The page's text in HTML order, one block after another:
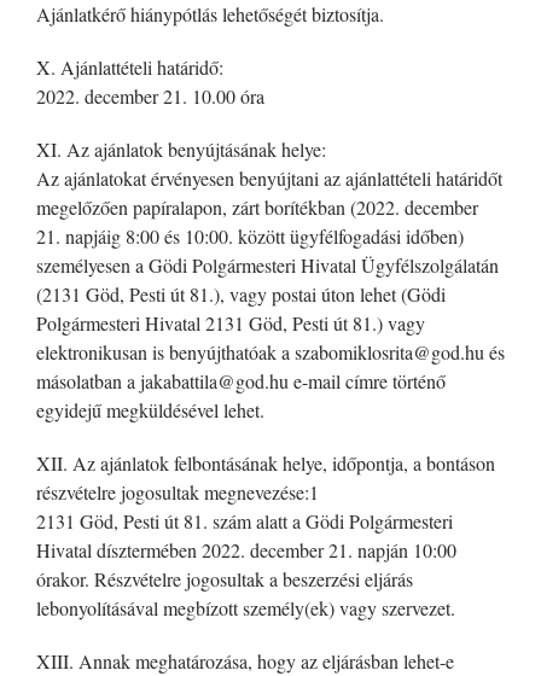
Ajánlatkérő hiánypótlás lehetőségét biztosítja.
X. Ajánlattételi határidő:
2022. december 21. 10.00 óra
XI. Az ajánlatok benyújtásának helye:
Az ajánlatokat érvényesen benyújtani az ajánlattételi határidőt
megelőzően papíralapon, zárt borítékban (2022. december
21. napjáig 8:00 és 10:00. között ügyfélfogadási időben)
személyesen a Gödi Polgármesteri Hivatal Ügyfélszolgálatán
(2131 Göd, Pesti út 81.), vagy postai úton lehet (Gödi
Polgármesteri Hivatal 2131 Göd, Pesti út 81.) vagy
elektronikusan is benyújthatóak a szabomiklosrita@god.hu és
másolatban a jakabattila@god.hu e-mail címre történő
egyidejű megküldésével lehet.
XII. Az ajánlatok felbontásának helye, időpontja, a bontáson
részvételre jogosultak megnevezése:1
2131 Göd, Pesti út 81. szám alatt a Gödi Polgármesteri
Hivatal dísztermében 2022. december 21. napján 10:00
órakor. Részvételre jogosultak a beszerzési eljárás
lebonyolításával megbízott személy(ek) vagy szervezet.
XIII. Annak meghatározása, hogy az eljárásban lehet-e